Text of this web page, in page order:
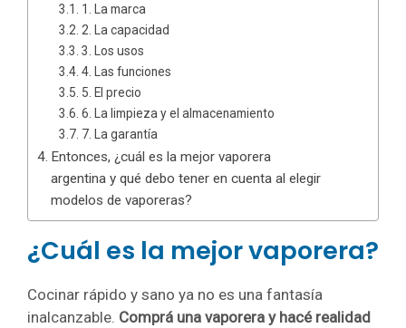
1. La marca
2. La capacidad
3. Los usos
4. Las funciones
5. El precio
6. La limpieza y el almacenamiento
7. La garantía
Entonces, ¿cuál es la mejor vaporera
argentina y qué debo tener en cuenta al elegir
modelos de vaporeras?
¿Cuál es la mejor vaporera?
Cocinar rápido y sano ya no es una fantasía
inalcanzable. Comprá una vaporera y hacé realidad